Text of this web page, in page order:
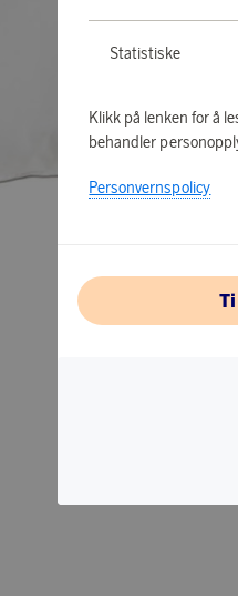
Statistiske
Klikk på lenken for å
behandler
Personvernspolicy